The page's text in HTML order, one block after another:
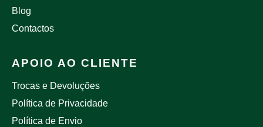
Blog
Contactos
APOIO AO CLIENTE
Trocas e Devoluções
Política de Privacidade
Política de Envio